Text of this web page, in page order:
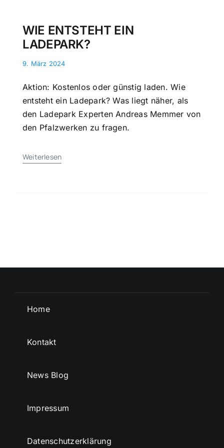
WIE ENTSTEHT EIN
LADEPARK?
9. März 2024
Aktion: Kostenlos oder günstig laden. Wie
ent­steht ein Lade­park? Was liegt näher, als
den Ladepark Experten Andreas Memmer von
den Pfalzwerken zu fragen.
Weiterlesen
Home
Kontakt
News Blog
Impressum
Datenschutzerklärung